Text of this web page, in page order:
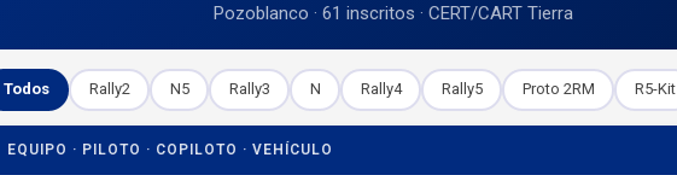
Pozoblanco · 61 inscritos · CERT/CART Tierra
Todos Rally2 N5 Rally3 N Rally4 Rally5 Proto 2RM R5-Kit
EQUIPO · PILOTO · COPILOTO · VEHÍCULO